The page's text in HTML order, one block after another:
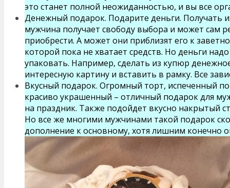
это станет полной неожиданностью, и вы все
Денежный подарок. Подарите деньги. Получать
мужчина получает свободу выбора и может сам
приобрести. А может они приблизят его к
которой пока не хватает средств. Но деньги
упаковать. Например, сделать из купюр
интересную картину и вставить в рамку. Все
Вкусный подарок. Огромный торт, испеченный
красиво украшенный – отличный подарок для
на праздник. Также подойдет вкусно накрытый
Но все же многими мужчинами такой подарок
дополнение к основному, хотя лишним конечно